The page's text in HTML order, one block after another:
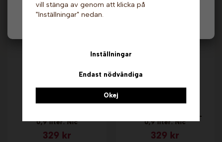
Privat
Info & Köp
0,9 liter. Nic
329 kr
Noisette toppingsås -
0,9 liter. Nic
329 kr
vill stänga av genom att klicka på
"Inställningar" nedan.
Inställningar
Endast nödvändiga
Okej